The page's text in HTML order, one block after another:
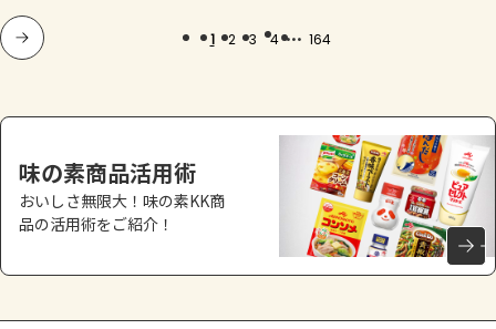
1 2 3 4 ... 164
味の素商品活用術
おいしさ無限大！味の素KK商
品の活用術をご紹介！